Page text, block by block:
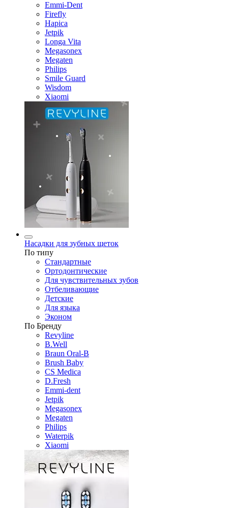
Emmi-Dent
Firefly
Hapica
Jetpik
Longa Vita
Megasonex
Megaten
Philips
Smile Guard
Wisdom
Xiaomi
Насадки для зубных щеток
По типу
Стандартные
Ортодонтические
Для чувствительных зубов
Отбеливающие
Детские
Для языка
Эконом
По Бренду
Revyline
B.Well
Braun Oral-B
Brush Baby
CS Medica
D.Fresh
Emmi-dent
Jetpik
Megasonex
Megaten
Philips
Waterpik
Xiaomi